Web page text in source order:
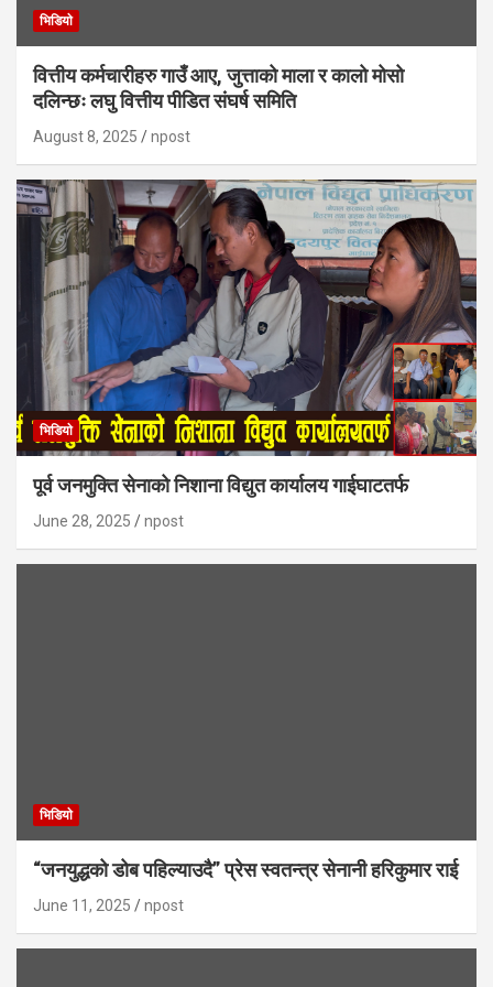
भिडियाे
वित्तीय कर्मचारीहरु गाउँ आए, जुत्ताको माला र कालो मोसो
दलिन्छः लघु वित्तीय पीडित संघर्ष समिति
August 8, 2025 npost
भिडियाे
पूर्व जनमुक्ति सेनाको निशाना विद्युत कार्यालय गाईघाटतर्फ
June 28, 2025 npost
भिडियाे
“जनयुद्धको डोब पहिल्याउदै” प्रेस स्वतन्त्र सेनानी हरिकुमार राई
June 11, 2025 npost